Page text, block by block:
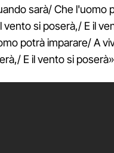
sarà/ Che l'uomo
si poserà,/ E il
potrà imparare/ A
E il vento si